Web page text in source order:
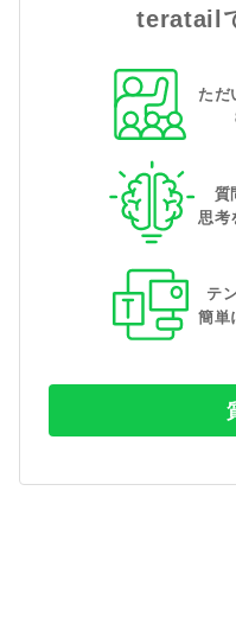
teratail
ただ
質
思考
テ
簡単